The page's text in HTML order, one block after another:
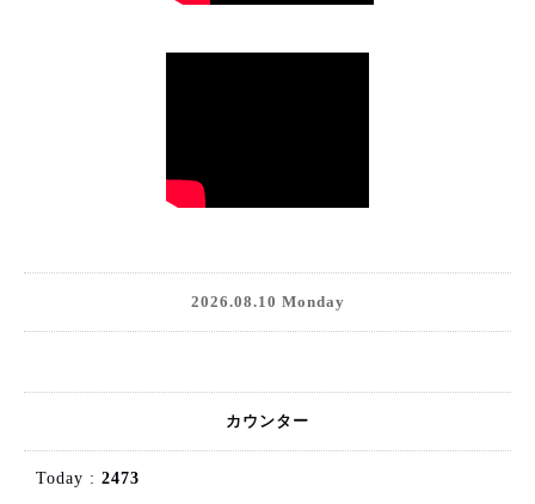
2026.08.10 Monday
カウンター
Today : 2473